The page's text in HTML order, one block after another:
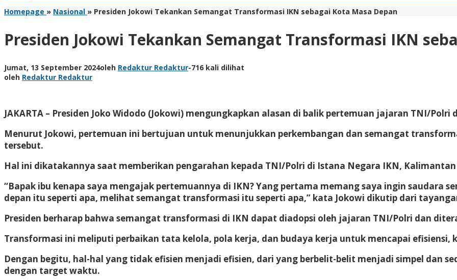
Homepage » Nasional » Presiden Jokowi Tekankan Semangat Transformasi IKN sebagai Kota Masa Depan
Presiden Jokowi Tekankan Semangat Transformasi IKN
Jumat, 13 September 2024oleh Redaktur Redaktur-716 kali dilihat
oleh Redaktur Redaktur
JAKARTA – Presiden Joko Widodo (Jokowi) mengungkapkan alasan di balik pertemuan jajaran TNI/
Menurut Jokowi, pertemuan ini bertujuan untuk menunjukkan perkembangan dan semangat
tersebut.
Hal ini dikatakannya saat memberikan pengarahan kepada TNI/Polri di Istana Negara IKN, Kalimantan
“Bapak ibu kenapa saya mengajak pertemuannya di IKN? Yang pertama memang saya ingin saudara
depan itu seperti apa, melihat semangat transformasi itu seperti apa,” kata Jokowi dikutip dari
Presiden berharap bahwa semangat transformasi di IKN dapat diadopsi oleh jajaran TNI/Polri dan
Transformasi ini meliputi perbaikan tata kelola, pola kerja, dan budaya kerja untuk mencapai efisiensi,
Dengan begitu, hal-hal yang tidak efisien menjadi efisien, dari yang berbelit-belit menjadi simpel dan
dengan target waktu.